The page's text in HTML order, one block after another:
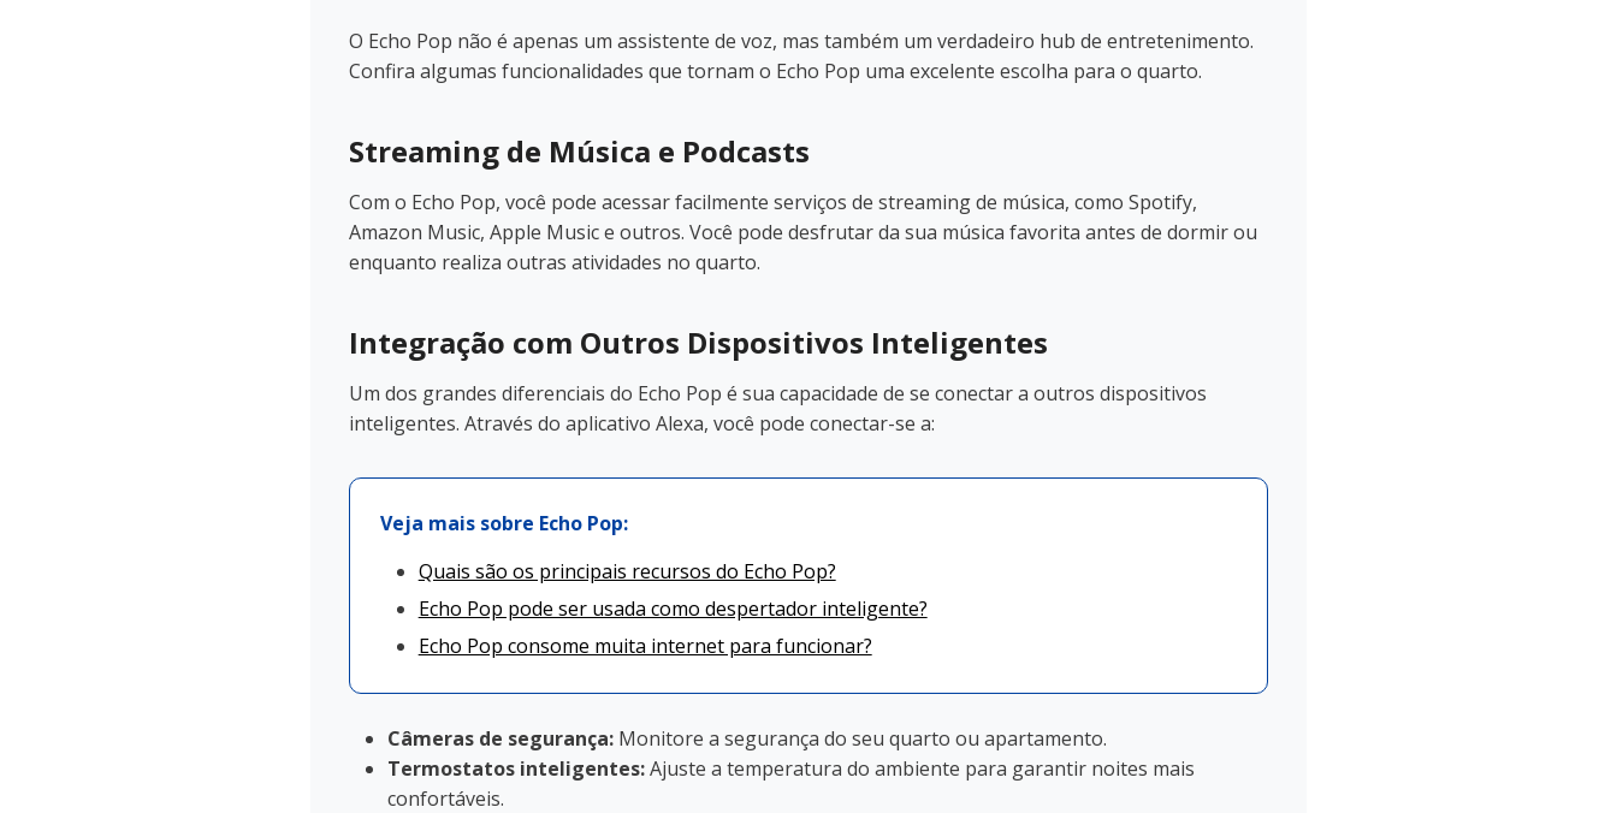
O Echo Pop não é apenas um assistente de voz, mas também um verdadeiro hub de entretenimento.
Confira algumas funcionalidades que tornam o Echo Pop uma excelente escolha para o quarto.
Streaming de Música e Podcasts
Com o Echo Pop, você pode acessar facilmente serviços de streaming de música, como Spotify,
Amazon Music, Apple Music e outros. Você pode desfrutar da sua música favorita antes de dormir ou
enquanto realiza outras atividades no quarto.
Integração com Outros Dispositivos Inteligentes
Um dos grandes diferenciais do Echo Pop é sua capacidade de se conectar a outros dispositivos
inteligentes. Através do aplicativo Alexa, você pode conectar-se a:
Veja mais sobre Echo Pop:
Quais são os principais recursos do Echo Pop?
Echo Pop pode ser usada como despertador inteligente?
Echo Pop consome muita internet para funcionar?
Câmeras de segurança:Monitore a segurança do seu quarto ou apartamento.
Termostatos inteligentes:Ajuste a temperatura do ambiente para garantir noites mais
confortáveis.